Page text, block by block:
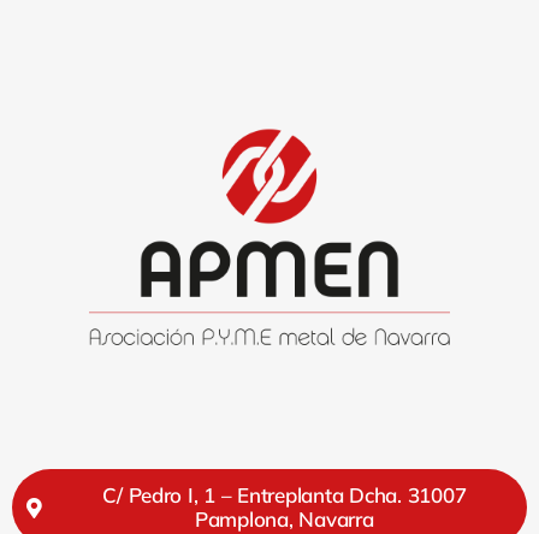
C/ Pedro I, 1 – Entreplanta Dcha. 31007
Pamplona, Navarra